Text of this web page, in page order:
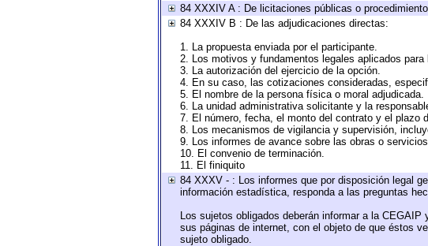
84 XXXIV A : De licitaciones públicas o
84 XXXIV B : De las adjudicaciones directas:
1. La propuesta enviada por el participante.
2. Los motivos y fundamentos legales aplicados para
3. La autorización del ejercicio de la opción.
4. En su caso, las cotizaciones consideradas,
5. El nombre de la persona física o moral adjudicada.
6. La unidad administrativa solicitante y la
7. El número, fecha, el monto del contrato y el plazo
8. Los mecanismos de vigilancia y supervisión,
9. Los informes de avance sobre las obras o
10. El convenio de terminación.
11. El finiquito
84 XXXV - : Los informes que por disposición legal
información estadística, responda a las preguntas
Los sujetos obligados deberán informar a la
sus páginas de internet, con el objeto de que éstos
sujeto obligado.